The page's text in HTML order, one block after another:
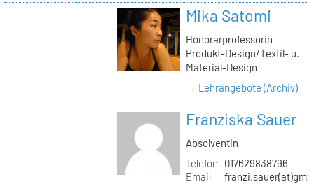
Mika Satomi
Honorarprofessorin
Produkt-Design/Textil- u.
Material-Design
→ Lehrangebote (Archiv)
Franziska Sauer
Absolventin
Telefon
017629838796
Email